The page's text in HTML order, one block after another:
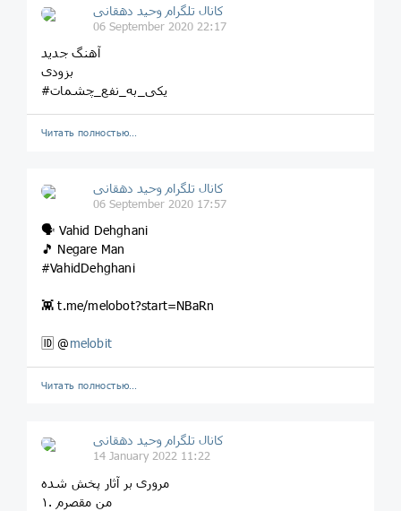
کانال تلگرام وحید دهقانی
06 September 2020 22:17
آهنگ جدید
بزودی
#یکی_به_نفع_چشمات
Читать полностью…
کانال تلگرام وحید دهقانی
06 September 2020 17:57
🗣 Vahid Dehghani
🎵 Negare Man
#VahidDehghani
👾 t.me/melobot?start=NBaRn
🆔 @melobit
Читать полностью…
کانال تلگرام وحید دهقانی
14 January 2022 11:22
مروری بر آثار پخش شده
۱. من مقصرم